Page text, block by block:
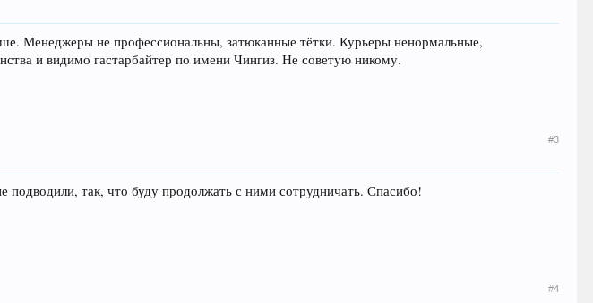
Менеджеры не профессиональны, затюканные тётки. Курьеры ненормальные,
и видимо гастарбайтер по имени Чингиз. Не советую никому.
#3
подводили, так, что буду продолжать с ними сотрудничать. Спасибо!
#4